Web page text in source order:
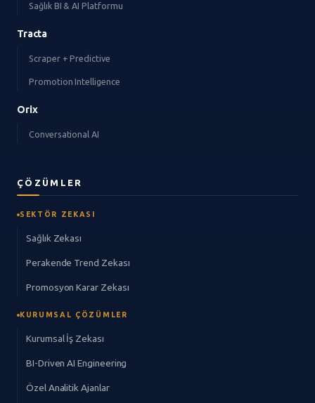
Sağlık BI & AI Platformu
Tracta
Scraper + Predictive
Promotion Intelligence
Orix
Conversational AI
ÇÖZÜMLER
SEKTÖR ZEKASI
Sağlık Zekası
Perakende Trend Zekası
Promosyon Karar Zekası
KURUMSAL ÇÖZÜMLER
Kurumsal İş Zekası
BI-Driven AI Engineering
Özel Analitik Ajanlar